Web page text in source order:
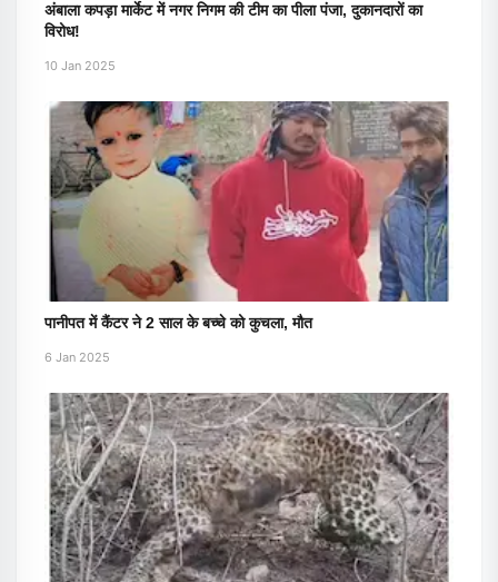
अंबाला कपड़ा मार्केट में नगर निगम की टीम का पीला पंजा, दुकानदारों का
विरोध!
10 Jan 2025
पानीपत में कैंटर ने 2 साल के बच्चे को कुचला, मौत
6 Jan 2025